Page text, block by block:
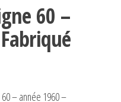
60 –
60 – année 1960 –